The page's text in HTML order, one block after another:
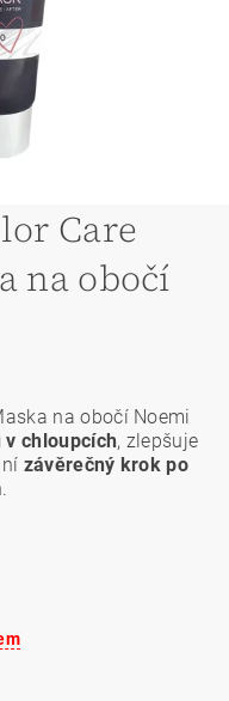
Care
na obočí
na obočí Noemi
chloupcích, zlepšuje
závěrečný krok po